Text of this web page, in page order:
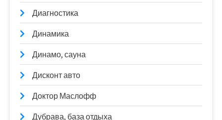
Диагностика
Динамика
Динамо, сауна
Дисконт авто
Доктор Маслофф
Дубрава, база отдыха